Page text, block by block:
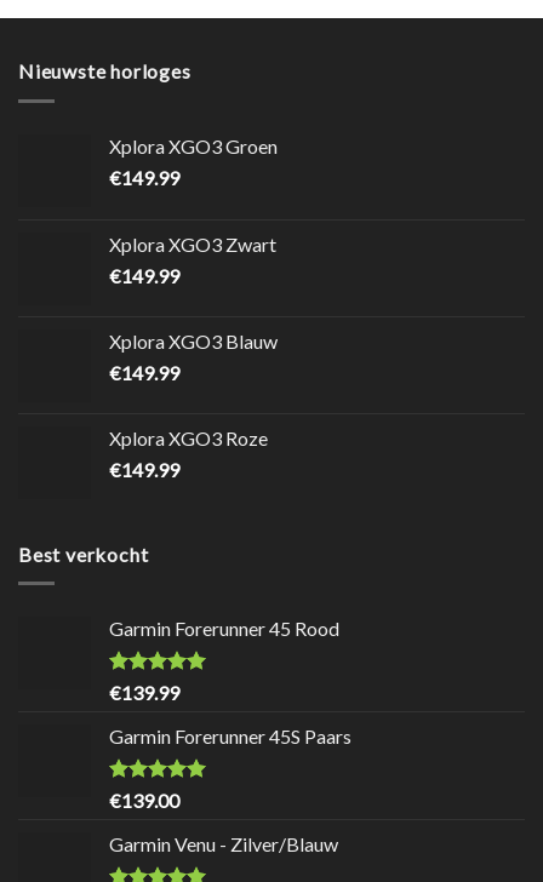
Nieuwste horloges
Xplora XGO3 Groen
€149.99
Xplora XGO3 Zwart
€149.99
Xplora XGO3 Blauw
€149.99
Xplora XGO3 Roze
€149.99
Best verkocht
Garmin Forerunner 45 Rood
Waardering
€139.99
Garmin Forerunner 45S Paars
Waardering
€139.00
Garmin Venu - Zilver/Blauw